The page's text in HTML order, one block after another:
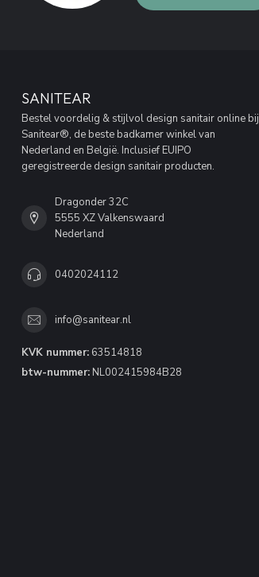
SANITEAR
Bestel voordelig & stijlvol design sanitair online bij
Sanitear®, de beste badkamer winkel van
Nederland en België. Inclusief EUIPO
geregistreerde design sanitair producten.
Dragonder 32C
5555 XZ Valkenswaard
Nederland
0402024112
info@sanitear.nl
KVK nummer: 63514818
btw-nummer: NL002415984B28